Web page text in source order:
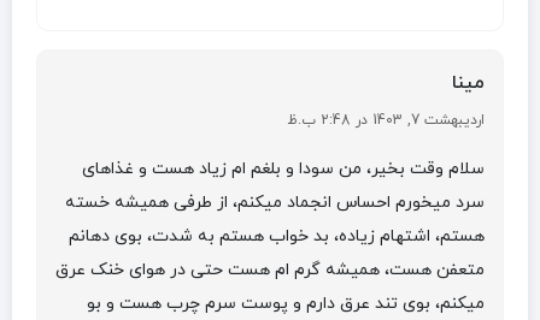
مینا
اردیبهشت 7, 1403 در 2:48 ب.ظ
سلام وقت بخیر، من سودا و بلغم ام زیاد هست و غذاهای
سرد میخورم احساس انجماد میکنم، از طرفی همیشه خسته
هستم، اشتهام زیاده، بد خواب هستم به شدت، بوی دهانم
متعفن هست، همیشه گرم ام هست حتی در هوای خنک عرق
میکنم، بوی تند عرق دارم و پوست سرم چرب هست و بو